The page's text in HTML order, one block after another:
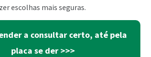
escolhas mais seguras.
a consultar certo, até pela
placa se der >>>